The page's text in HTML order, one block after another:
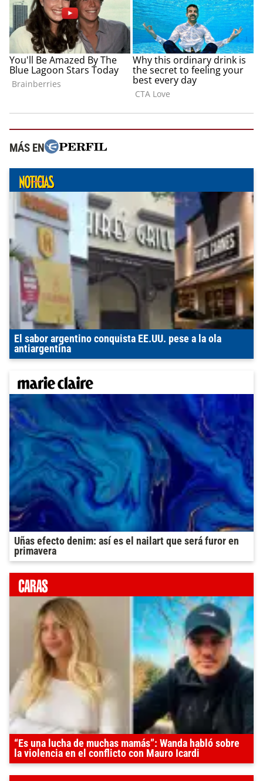
MÁS EN
El sabor argentino conquista EE.UU. pese a la ola
antiargentina
Uñas efecto denim: así es el nailart que será furor en
primavera
“Es una lucha de muchas mamás”: Wanda habló sobre
la violencia en el conflicto con Mauro Icardi